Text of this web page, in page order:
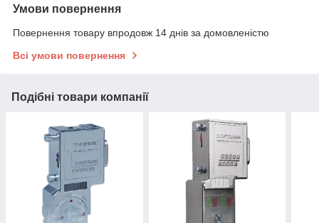
Умови повернення
Повернення товару впродовж 14 днів за домовленістю
Всі умови повернення
Подібні товари компанії